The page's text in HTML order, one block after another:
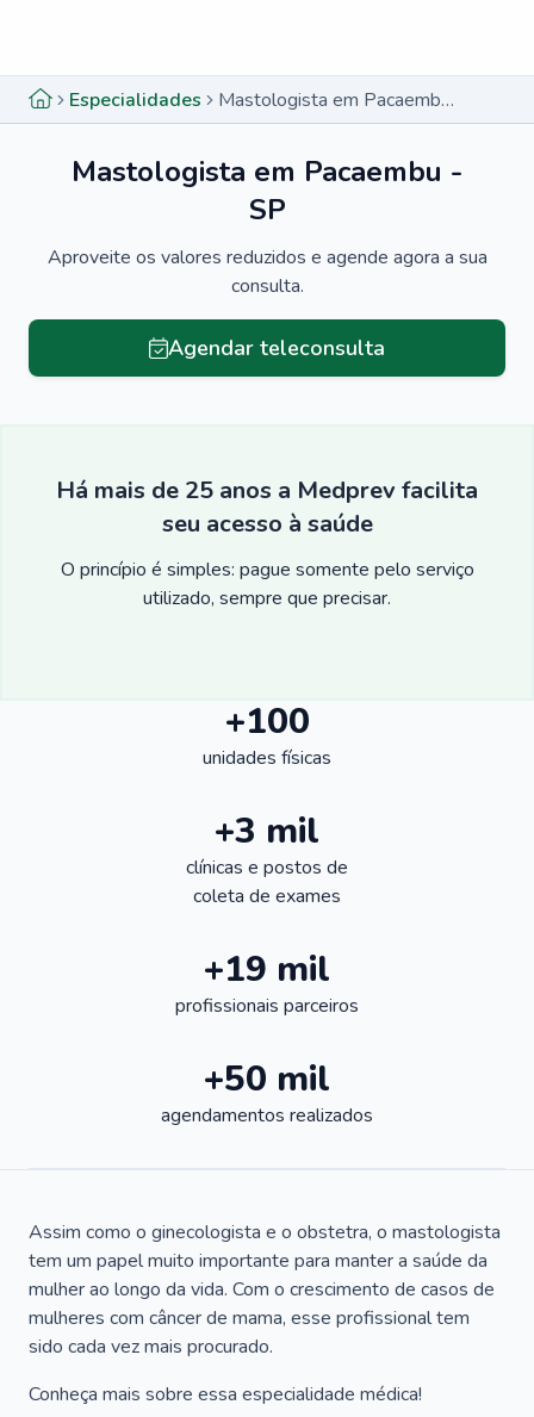
Especialidades Mastologista em Pacaembu - SP
Mastologista em Pacaembu -
SP
Aproveite os valores reduzidos e agende agora a sua
consulta.
Agendar teleconsulta
Há mais de 25 anos a Medprev facilita
seu acesso à saúde
O princípio é simples: pague somente pelo serviço
utilizado, sempre que precisar.
+100
unidades físicas
+3 mil
clínicas e postos de
coleta de exames
+19 mil
profissionais parceiros
+50 mil
agendamentos realizados
Assim como o ginecologista e o obstetra, o mastologista
tem um papel muito importante para manter a saúde da
mulher ao longo da vida. Com o crescimento de casos de
mulheres com câncer de mama, esse profissional tem
sido cada vez mais procurado.
Conheça mais sobre essa especialidade médica!